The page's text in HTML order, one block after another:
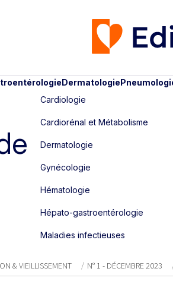
Dermatologie
Cardiologie
Cardiorénal et Métabolisme
Dermatologie
Gynécologie
Hématologie
Hépato-gastroentérologie
Maladies infectieuses
& VIEILLISSEMENT N° 1 - DÉCEMBRE 2023